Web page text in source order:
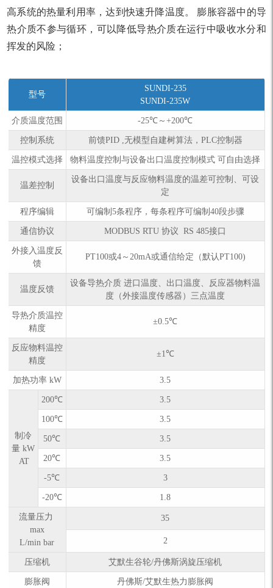
高系统的热量利用率，达到快速升降温度。 膨胀容器中的导
热介质不参与循环，可以降低导热介质在运行中吸收水分和
挥发的风险；
型号
SUNDI-235
SUNDI-235W
介质温度范围 -25℃～+200℃
控制系统 前馈PID ,无模型自建树算法，PLC控制器
温控模式选择 物料温度控制与设备出口温度控制模式 可自由选择
温差控制
设备出口温度与反应物料温度的温差可控制、可设
定
程序编辑 可编制5条程序，每条程序可编制40段步骤
通信协议 MODBUS RTU 协议 RS 485接口
外接入温度反
馈
PT100或4～20mA或通信给定（默认PT100)
温度反馈
设备导热介质 进口温度、出口温度、反应器物料温
度（外接温度传感器）三点温度
导热介质温控
精度
±0.5℃
反应物料温控
精度
±1℃
加热功率 kW 3.5
制冷
量 kW
AT
200℃ 3.5
100℃ 3.5
50℃ 3.5
20℃ 3.5
-5℃ 3
-20℃ 1.8
流量压力
max
L/min bar
35
2
压缩机 艾默生谷轮/丹佛斯涡旋压缩机
膨胀阀 丹佛斯/艾默生热力膨胀阀